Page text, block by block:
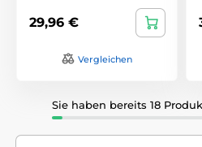
29,96 €
Vergleichen
Sie haben bereits 18